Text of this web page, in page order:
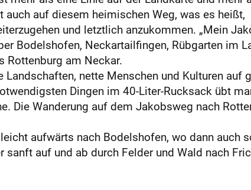
auf diesem heimischen Weg, was es heißt,
und letztlich anzukommen. „Mein
Bodelshofen, Neckartailfingen, Rübgarten im
Rottenburg am Neckar.
nette Menschen und Kulturen auf
Dingen im 40-Liter-Rucksack übt
Die Wanderung auf dem Jakobsweg nach
aufwärts nach Bodelshofen, wo dann auch
auf und ab durch Felder und Wald nach